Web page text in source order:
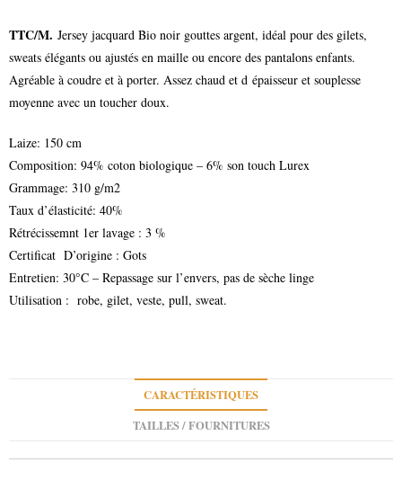
TTC/M. Jersey jacquard Bio noir gouttes argent, idéal pour des gilets,
sweats élégants ou ajustés en maille ou encore des pantalons enfants.
Agréable à coudre et à porter. Assez chaud et d épaisseur et souplesse
moyenne avec un toucher doux.
Laize: 150 cm
Composition: 94% coton biologique – 6% son touch Lurex
Grammage: 310 g/m2
Taux d’élasticité: 40%
Rétrécissemnt 1er lavage : 3 %
Certificat D’origine : Gots
Entretien: 30°C – Repassage sur l’envers, pas de sèche linge
Utilisation : robe, gilet, veste, pull, sweat.
CARACTÉRISTIQUES
TAILLES / FOURNITURES